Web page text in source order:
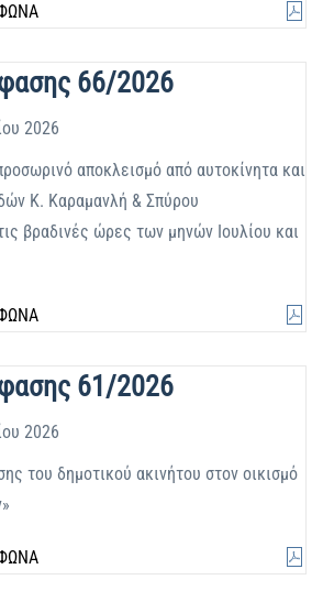
66/2026
2026
αποκλεισμό από αυτοκίνητα και
Κ. Καραμανλή & Σπύρου
βραδινές ώρες των μηνών Ιουλίου και
61/2026
2026
του δημοτικού ακινήτου στον οικισμό